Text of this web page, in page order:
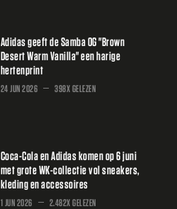
Adidas geeft de Samba OG "Brown
Desert Warm Vanilla" een harige
hertenprint
24 JUN 2026 398X GELEZEN
Coca-Cola en Adidas komen op 6 juni
met grote WK-collectie vol sneakers,
kleding en accessoires
1 JUN 2026 2.482X GELEZEN